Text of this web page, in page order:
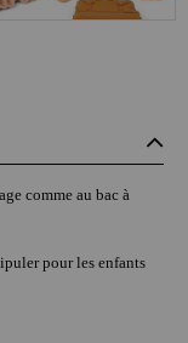
comme au bac à
pour les enfants